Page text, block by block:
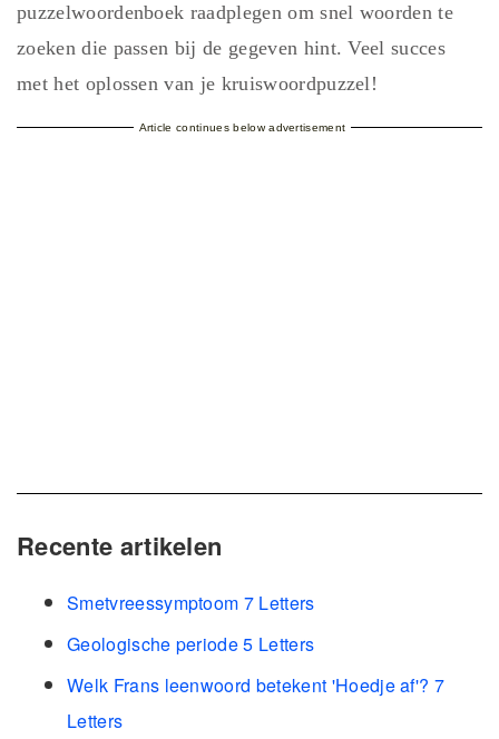
puzzelwoordenboek raadplegen om snel woorden te
zoeken die passen bij de gegeven hint. Veel succes
met het oplossen van je kruiswoordpuzzel!
Article continues below advertisement
Recente artikelen
Smetvreessymptoom 7 Letters
Geologische periode 5 Letters
Welk Frans leenwoord betekent 'Hoedje af'? 7
Letters